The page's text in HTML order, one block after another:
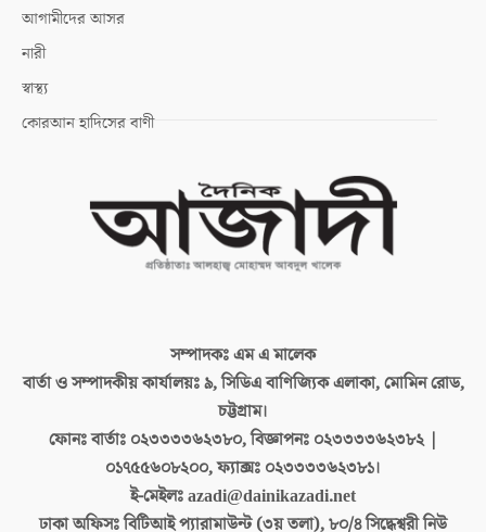
আগামীদের আসর
নারী
স্বাস্থ্য
কোরআন হাদিসের বাণী
সম্পাদকঃএম এ মালেক
বার্তা ও সম্পাদকীয় কার্যালয়ঃ৯, সিডিএ বাণিজ্যিক এলাকা, মোমিন রোড,
চট্টগ্রাম।
ফোনঃ বার্তাঃ ০২৩৩৩৩৬২৩৮০, বিজ্ঞাপনঃ ০২৩৩৩৩৬২৩৮২ |
০১৭৫৫৬০৮২০০, ফ্যাক্সঃ ০২৩৩৩৩৬২৩৮১।
ই-মেইলঃazadi@dainikazadi.net
ঢাকা অফিসঃবিটিআই প্যারামাউন্ট (৩য় তলা), ৮০/৪ সিদ্ধেশ্বরী নিউ